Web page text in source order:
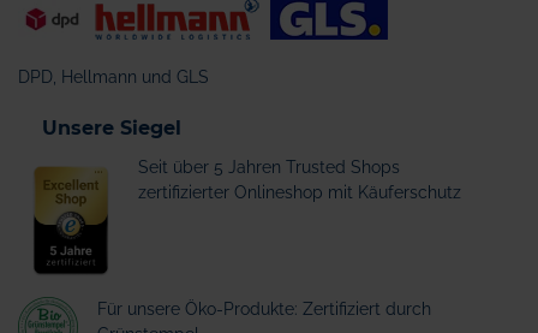
DPD, Hellmann und GLS
Unsere Siegel
Seit über 5 Jahren Trusted Shops
zertifizierter Onlineshop mit Käuferschutz
Für unsere Öko-Produkte: Zertifiziert durch